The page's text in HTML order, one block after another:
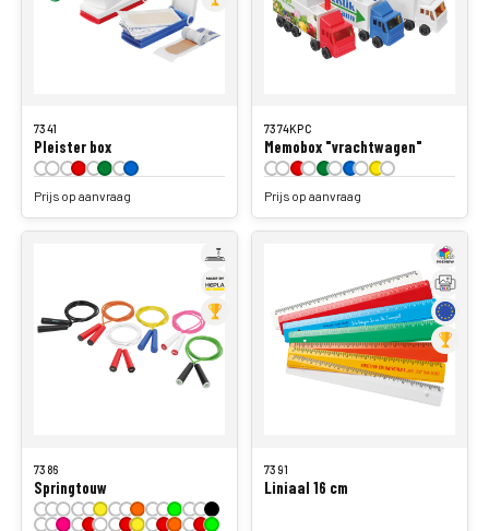
Pleister box
Prijs op aanvraag
Memobox "vrachtwagen"
Prijs op aanvraag
Springtouw
+4
Liniaal 16 cm